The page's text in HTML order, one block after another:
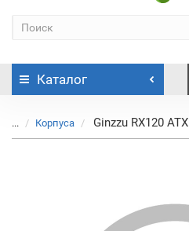
Каталог
... Корпуса Ginzzu RX120 ATX